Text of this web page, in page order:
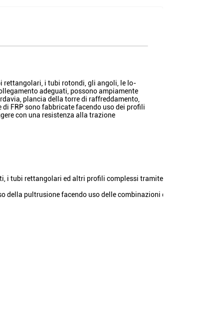
rettangolari, i tubi rotondi, gli angoli, le Io-
adeguati, possono ampiamente
plancia della torre di raffreddamento,
FRP sono fabbricate facendo uso dei profili
con una resistenza alla trazione
i tubi rettangolari ed altri profili complessi tramite il
della pultrusione facendo uso delle combinazioni differenti